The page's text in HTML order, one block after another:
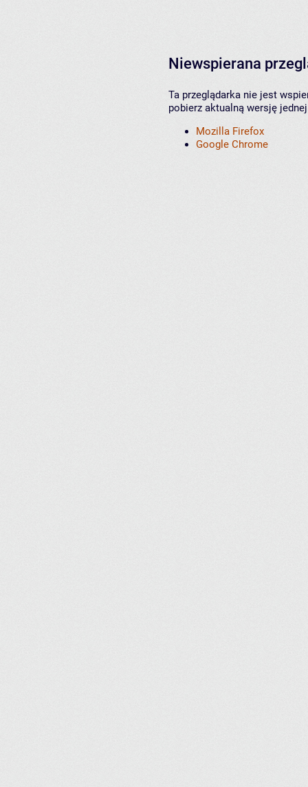
Niewspierana
Ta przeglądarka nie jest
pobierz aktualną wersję
Mozilla Firefox
Google Chrome